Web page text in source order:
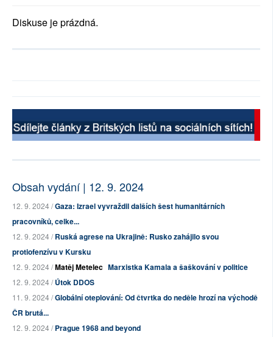
Diskuse je prázdná.
Obsah vydání | 12. 9. 2024
12. 9. 2024 /Gaza: Izrael vyvraždil dalších šest humanitárních
pracovníků, celke...
12. 9. 2024 /Ruská agrese na Ukrajině: Rusko zahájilo svou
protiofenzívu v Kursku
12. 9. 2024 /Matěj Metelec Marxistka Kamala a šaškování v politice
12. 9. 2024 /Útok DDOS
11. 9. 2024 /Globální oteplování: Od čtvrtka do neděle hrozí na východě
ČR brutá...
12. 9. 2024 /Prague 1968 and beyond